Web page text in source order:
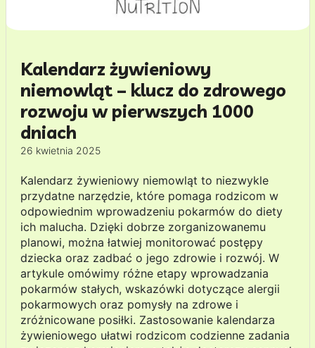
Kalendarz żywieniowy
niemowląt – klucz do zdrowego
rozwoju w pierwszych 1000
dniach
26 kwietnia 2025
Kalendarz żywieniowy niemowląt to niezwykle
przydatne narzędzie, które pomaga rodzicom w
odpowiednim wprowadzeniu pokarmów do diety
ich malucha. Dzięki dobrze zorganizowanemu
planowi, można łatwiej monitorować postępy
dziecka oraz zadbać o jego zdrowie i rozwój. W
artykule omówimy różne etapy wprowadzania
pokarmów stałych, wskazówki dotyczące alergii
pokarmowych oraz pomysły na zdrowe i
zróżnicowane posiłki. Zastosowanie kalendarza
żywieniowego ułatwi rodzicom codzienne zadania